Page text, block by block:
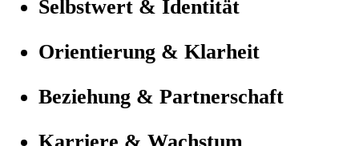
Selbstwert & Identität
Orientierung & Klarheit
Beziehung & Partnerschaft
Karriere & Wachstum